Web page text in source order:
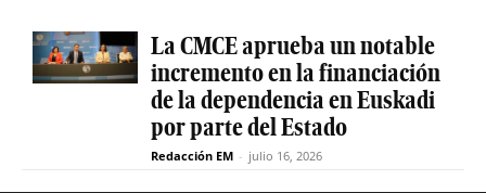
La CMCE aprueba un notable
incremento en la financiación
de la dependencia en Euskadi
por parte del Estado
Redacción EM - julio 16, 2026